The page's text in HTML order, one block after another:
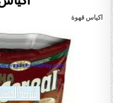
اكياس قهوة